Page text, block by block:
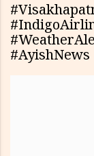
#AyishNews